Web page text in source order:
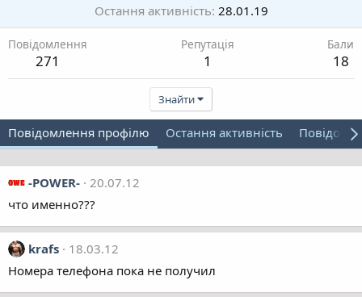
Остання активність 28.01.19
Повідомлення
271
Репутація
1
Бали
18
Знайти
Повідомлення профілю Остання активність
-POWER- 20.07.12
что именно???
krafs
18.03.12
Номера телефона пока не получил